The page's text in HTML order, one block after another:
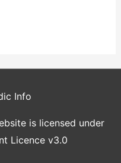
Info
is licensed under
Licence v3.0